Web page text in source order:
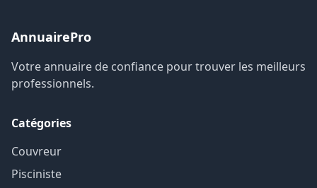
AnnuairePro
Votre annuaire de confiance pour trouver les meilleurs
professionnels.
Catégories
Couvreur
Pisciniste